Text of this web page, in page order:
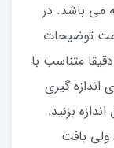
می باشد. در
توضیحات
متناسب با
اندازه گیری
بزنید.
ولی بافت